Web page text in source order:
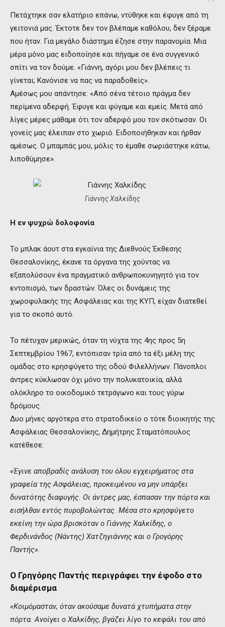
Πετάχτηκε σαν ελατήριο επάνω, ντύθηκε και έφυγε από τη
γειτονιά μας. Έκτοτε δεν τον βλέπαμε καθόλου, δεν ξέραμε
που ήταν. Για μεγάλο διάστημα έζησε στην παρανομία. Μια
μέρα μόνο μας ειδοποίησε και πήγαμε σε ένα συγγενικό
σπίτι να τον δούμε. «Γιάννη, αγόρι μου δεν βλέπεις τι
γίνεται; Κανόνισε να πας να παραδοθείς».
Αμέσως μου απάντησε: «Από σένα τέτοιο πράγμα δεν
περίμενα αδερφή. Έφυγε και φύγαμε και εμείς. Μετά από
λίγες μέρες μάθαμε ότι τον αδερφό μου τον σκότωσαν. Οι
γονείς μας έλειπαν στο χωριό. Ειδοποιήθηκαν και ήρθαν
αμέσως. Ο μπαμπάς μου, μόλις το έμαθε σωριάστηκε κάτω,
λιποθύμησε».
Γιάννης Χαλκίδης
Η εν ψυχρώ δολοφονία
Το μπλακ άουτ στα εγκαίνια της Διεθνούς Έκθεσης
Θεσσαλονίκης, έκανε τα όργανα της χούντας να
εξαπολύσουν ένα πραγματικό ανθρωποκυνηγητό για τον
εντοπισμό, των δραστών. Όλες οι δυνάμεις της
χωροφυλακής της Ασφάλειας και της ΚΥΠ, είχαν διατεθεί
για το σκοπό αυτό.
Το πέτυχαν μερικώς, όταν τη νύχτα της 4ης προς 5η
Σεπτεμβρίου 1967, εντόπισαν τρία από τα έξι μέλη της
ομάδας στο κρησφύγετο της οδού Φιλελλήνων. Πάνοπλοι
άντρες κύκλωσαν όχι μόνο την πολυκατοικία, αλλά
ολόκληρο το οικοδομικό τετράγωνο και τους γύρω
δρόμους.
Δυο μήνες αργότερα στο στρατοδικείο ο τότε διοικητής της
Ασφάλειας Θεσσαλονίκης, Δημήτρης Σταματόπουλος
κατέθεσε:
«Έγινε αποβραδίς ανάλυση του όλου εγχειρήματος στα
γραφεία της Ασφάλειας, προκειμένου να μην υπάρξει
δυνατότης διαφυγής. Οι άντρες μας, έσπασαν την πόρτα και
εισήλθαν εντός πυροβολώντας. Μέσα στο κρησφύγετο
εκείνη την ώρα βρισκόταν ο Γιάννης Χαλκίδης, ο
Φερδινάνδος (Νάντης) Χατζηγιάννης και ο Γρογόρης
Παντής».
Ο Γρηγόρης Παντής περιγράφει την έφοδο στο
διαμέρισμα
«Κοιμόμασταν, όταν ακούσαμε δυνατά χτυπήματα στην
πόρτα. Ανοίγει ο Χαλκίδης, βγάζει λίγο το κεφάλι του από